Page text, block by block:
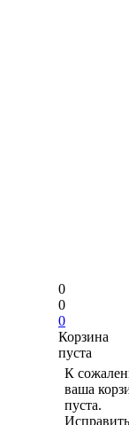
0
0
0
Корзина
пуста
К
ваша
пуста.